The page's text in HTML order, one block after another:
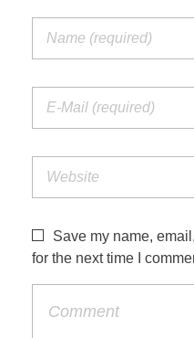
Save my name,
for the next time I